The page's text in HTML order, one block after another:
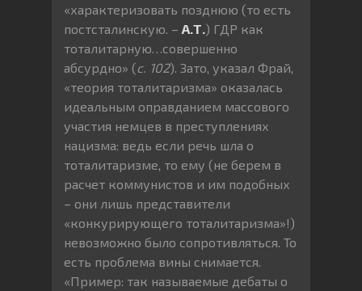
«характеризовать позднюю (то есть
постсталинскую. – А.Т.) ГДР как
тоталитарную…совершенно
абсурдно» (с. 102). Зато, указал Фрай,
«теория тоталитаризма» оказалась
идеальным оправданием массового
участия немцев в преступлениях
нацизма: ведь если речь шла о
тоталитаризме, то ему (не берем в
расчет коммунистов и им подобных
– они лишь представители
«конкурирующего тоталитаризма»!)
невозможно было сопротивляться. То
есть проблема вины снимается.
«Пример: так называемые дебаты о